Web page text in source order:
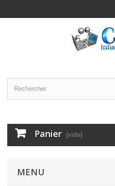
Panier (vide)
MENU